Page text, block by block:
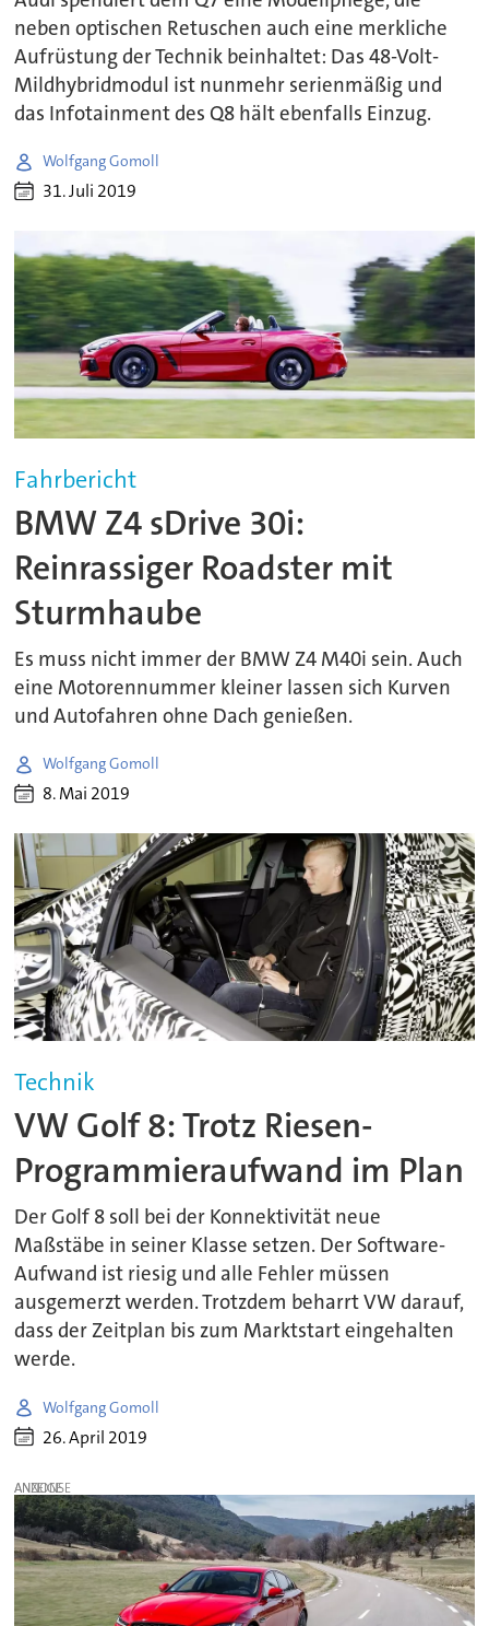
neben optischen Retuschen auch eine merkliche
Aufrüstung der Technik beinhaltet: Das 48-Volt-
Mildhybridmodul ist nunmehr serienmäßig und
das Infotainment des Q8 hält ebenfalls Einzug.
Wolfgang Gomoll
31. Juli 2019
Fahrbericht
BMW Z4 sDrive 30i:
Reinrassiger Roadster mit
Sturmhaube
Es muss nicht immer der BMW Z4 M40i sein. Auch
eine Motorennummer kleiner lassen sich Kurven
und Autofahren ohne Dach genießen.
Wolfgang Gomoll
8. Mai 2019
Technik
VW Golf 8: Trotz Riesen-
Programmieraufwand im Plan
Der Golf 8 soll bei der Konnektivität neue
Maßstäbe in seiner Klasse setzen. Der Software-
Aufwand ist riesig und alle Fehler müssen
ausgemerzt werden. Trotzdem beharrt VW darauf,
dass der Zeitplan bis zum Marktstart eingehalten
werde.
Wolfgang Gomoll
26. April 2019
ANZEIGE